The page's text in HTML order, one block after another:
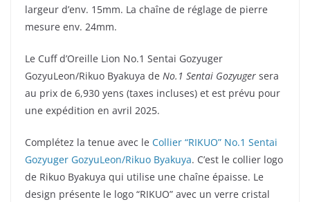
largeur d’env. 15mm. La chaîne de réglage de pierre
mesure env. 24mm.
Le Cuff d’Oreille Lion No.1 Sentai Gozyuger
GozyuLeon/Rikuo Byakuya de No.1 Sentai Gozyuger sera
au prix de 6,930 yens (taxes incluses) et est prévu pour
une expédition en avril 2025.
Complétez la tenue avec le Collier “RIKUO” No.1 Sentai
Gozyuger GozyuLeon/Rikuo Byakuya. C’est le collier logo
de Rikuo Byakuya qui utilise une chaîne épaisse. Le
design présente le logo “RIKUO” avec un verre cristal